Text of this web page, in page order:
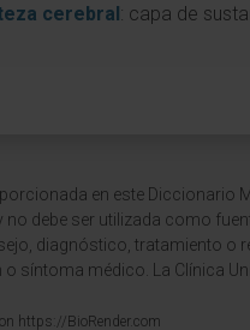
cerebral: capa de
en este Diccionario
debe ser utilizada como
diagnóstico, tratamiento o
síntoma médico. La Clínica
https://BioRender.com